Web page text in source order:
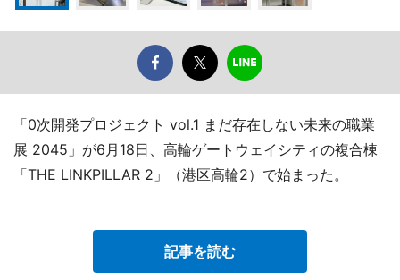
「0次開発プロジェクト vol.1 まだ存在しない未来の職業
展 2045」が6月18日、高輪ゲートウェイシティの複合棟
「THE LINKPILLAR 2」（港区高輪2）で始まった。
記事を読む